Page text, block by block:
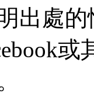
出處